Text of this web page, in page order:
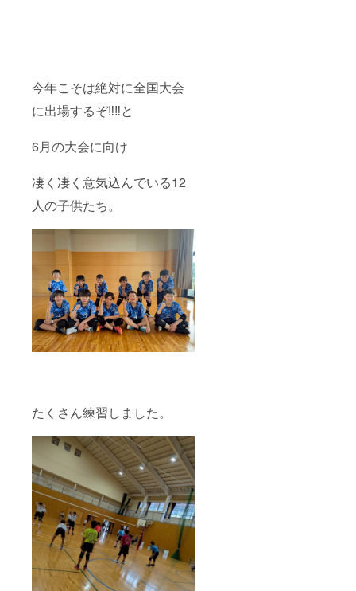
今年こそは絶対に全国大会
に出場するぞ‼️‼️と
6月の大会に向け
凄く凄く意気込んでいる12
人の子供たち。
たくさん練習しました。